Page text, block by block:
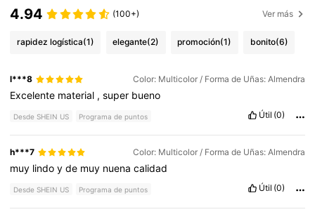
4.94 (100+) Ver más
rapidez logística(1) elegante(2) promoción(1) bonito(6)
l***8 Color: Multicolor / Forma de Uñas: Almendra
Excelente material ,super bueno
Desde SHEIN US Programa de puntos Útil (0)
h***7 Color: Multicolor / Forma de Uñas: Almendra
muy lindoyde muy nuenacalidad
Desde SHEIN US Programa de puntos Útil (0)